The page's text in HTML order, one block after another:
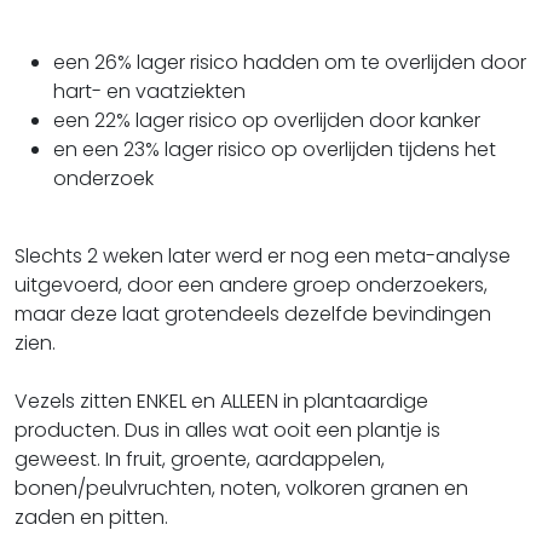
een 26% lager risico hadden om te overlijden door
hart- en vaatziekten
een 22% lager risico op overlijden door kanker
en een 23% lager risico op overlijden tijdens het
onderzoek
Slechts 2 weken later werd er nog een meta-analyse
uitgevoerd, door een andere groep onderzoekers,
maar deze laat grotendeels dezelfde bevindingen
zien.
Vezels zitten ENKEL en ALLEEN in plantaardige
producten. Dus in alles wat ooit een plantje is
geweest. In fruit, groente, aardappelen,
bonen/peulvruchten, noten, volkoren granen en
zaden en pitten.